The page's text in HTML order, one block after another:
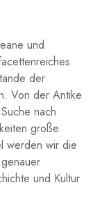
und
der‌
Von der ⁣Antike
nach⁤
große
werden wir die
und Kultur